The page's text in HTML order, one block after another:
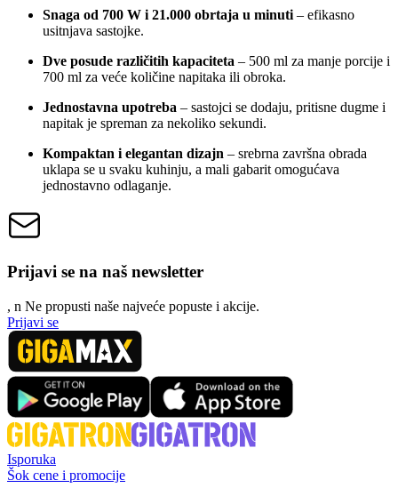
Snaga od 700 W i 21.000 obrtaja u minuti – efikasno
usitnjava sastojke.
Dve posude različitih kapaciteta – 500 ml za manje porcije i
700 ml za veće količine napitaka ili obroka.
Jednostavna upotreba – sastojci se dodaju, pritisne dugme i
napitak je spreman za nekoliko sekundi.
Kompaktan i elegantan dizajn – srebrna završna obrada
uklapa se u svaku kuhinju, a mali gabarit omogućava
jednostavno odlaganje.
Prijavi se na naš newsletter
, n Ne propusti naše najveće popuste i akcije.
Prijavi se
Isporuka
Šok cene i promocije